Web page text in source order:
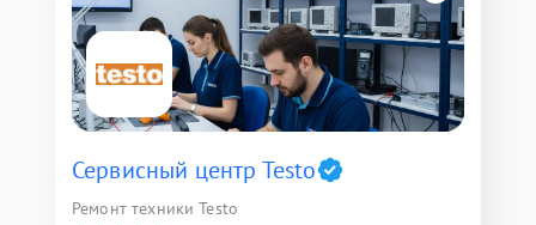
Сервисный центр Testo
Ремонт техники Testo